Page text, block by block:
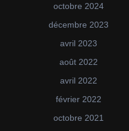
octobre 2024
décembre 2023
avril 2023
août 2022
avril 2022
février 2022
octobre 2021